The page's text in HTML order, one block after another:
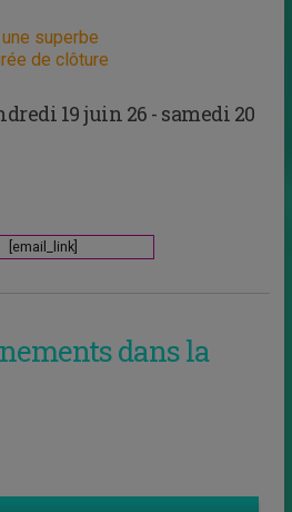
superbe
de clôture
19 juin 26 - samedi 20
[email_link]
dans la